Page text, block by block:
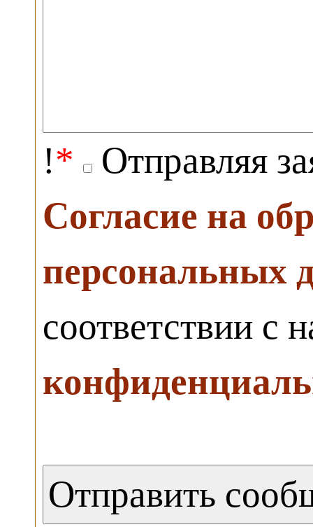
!*
Отправляя
Согласие на
персональных
соответствии с